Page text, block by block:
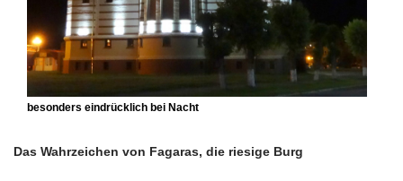
besonders eindrücklich bei Nacht
Das Wahrzeichen von Fagaras, die riesige Burg